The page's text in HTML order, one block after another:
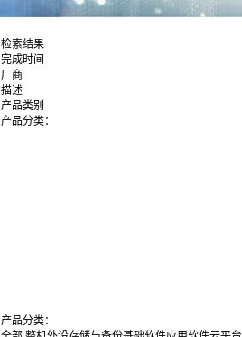
检索结果
完成时间
厂商
描述
产品类别
产品分类：
产品分类：